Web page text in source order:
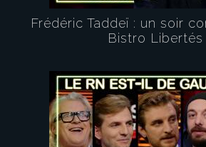
Frédéric Taddeï : un soir
Bistro Libertés